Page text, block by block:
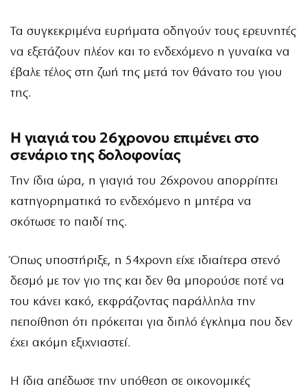
Τα συγκεκριμένα ευρήματα οδηγούν τους ερευνητές
να εξετάζουν πλέον και το ενδεχόμενο η γυναίκα να
έβαλε τέλος στη ζωή της μετά τον θάνατο του γιου
της.
Η γιαγιά του 26χρονου επιμένει στο
σενάριο της δολοφονίας
Την ίδια ώρα, η γιαγιά του 26χρονου απορρίπτει
κατηγορηματικά το ενδεχόμενο η μητέρα να
σκότωσε το παιδί της.
Όπως υποστήριξε, η 54χρονη είχε ιδιαίτερα στενό
δεσμό με τον γιο της και δεν θα μπορούσε ποτέ να
του κάνει κακό, εκφράζοντας παράλληλα την
πεποίθηση ότι πρόκειται για διπλό έγκλημα που δεν
έχει ακόμη εξιχνιαστεί.
Η ίδια απέδωσε την υπόθεση σε οικονομικές